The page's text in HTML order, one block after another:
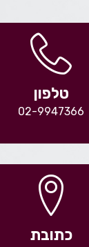
טלפון
02-9947366
כתובת